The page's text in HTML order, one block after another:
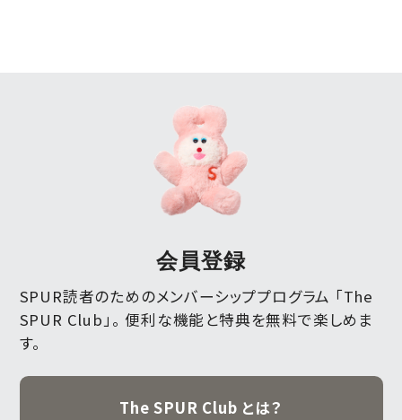
会員登録
SPUR読者のためのメンバーシッププログラム 「The
SPUR Club」。 便利な機能と特典を無料で楽しめま
す。
The SPUR Club とは？